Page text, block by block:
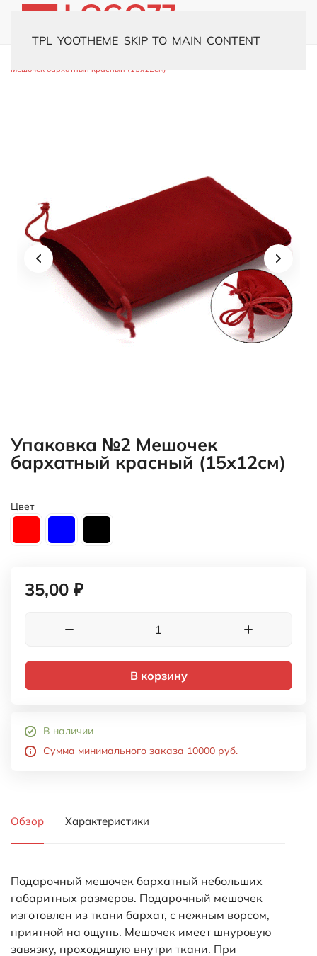
TPL_YOOTHEME_SKIP_TO_MAIN_CONTENT
Мешочек бархатный красный (15х12см)
Упаковка №2 Мешочек
бархатный красный (15х12см)
В корзину
В наличии
Сумма минимального заказа 10000 руб.
Подарочный мешочек бархатный небольших
габаритных размеров. Подарочный мешочек
приятной на ощупь. Мешочек имеет шнуровую
завязку, проходящую внутри ткани. При
затягивании шнурков, закрывает подарочный
корпоративных презентов. По
накопители, небольшие сувениры, маленькие
безделушки, зажигалки.